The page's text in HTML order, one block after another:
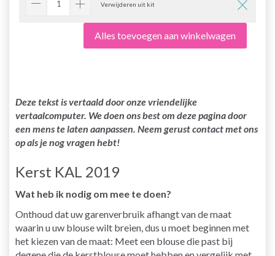
Verwijderen uit kit
Alles toevoegen aan winkelwagen
Deze tekst is vertaald door onze vriendelijke
vertaalcomputer. We doen ons best om deze pagina door
een mens te laten aanpassen. Neem gerust contact met ons
op als je nog vragen hebt!
Kerst KAL 2019
Wat heb ik nodig om mee te doen?
Onthoud dat uw garenverbruik afhangt van de maat
waarin u uw blouse wilt breien, dus u moet beginnen met
het kiezen van de maat: Meet een blouse die past bij